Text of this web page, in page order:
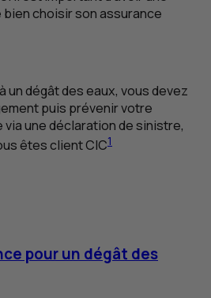
choisir son assurance
un dégât des eaux, vous devez
puis prévenir votre
via une déclaration de sinistre,
êtes clientCIC1
pour un dégât des